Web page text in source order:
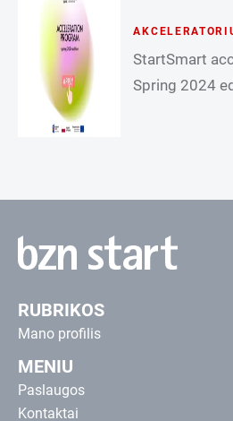
StartSmart
Spring 2024
RUBRIKOS
Mano profilis
MENIU
Paslaugos
Kontaktai